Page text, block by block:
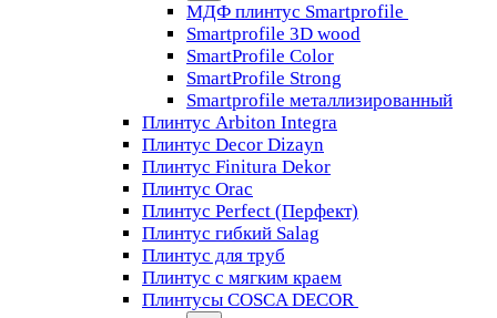
МДФ плинтус Smartprofile
Smartprofile 3D wood
SmartProfile Color
SmartProfile Strong
Smartprofile металлизированный
Плинтус Arbiton Integra
Плинтус Decor Dizayn
Плинтус Finitura Dekor
Плинтус Orac
Плинтус Perfect (Перфект)
Плинтус гибкий Salag
Плинтус для труб
Плинтус с мягким краем
Плинтусы COSCA DECOR